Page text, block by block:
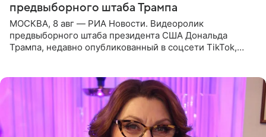
предвыборного штаба Трампа
МОСКВА, 8 авг — РИА Новости. Видеоролик
предвыборного штаба президента США Дональда
Трампа, недавно опубликованный в соцсети TikTok,